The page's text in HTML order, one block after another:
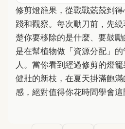
修剪燈籠果，從戰戰兢兢到
踐和觀察。每次動刀前，先
楚你要移除的是什麼、要鼓
是在幫植物做「資源分配」
人。當你看到經過修剪的燈
健壯的新枝，在夏天掛滿飽
感，絕對值得你花時間學會這